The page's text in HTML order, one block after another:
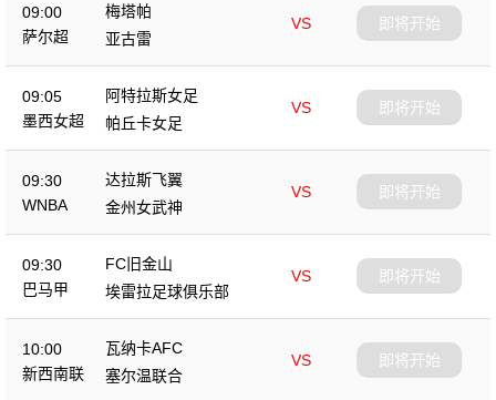
09:00
萨尔超
梅塔帕
VS
亚古雷
即将开始
09:05
墨西女超
阿特拉斯女足
VS
帕丘卡女足
即将开始
09:30
WNBA
达拉斯飞翼
VS
金州女武神
即将开始
09:30
巴马甲
FC旧金山
VS
埃雷拉足球俱乐部
即将开始
10:00
新西南联
瓦纳卡AFC
VS
塞尔温联合
即将开始